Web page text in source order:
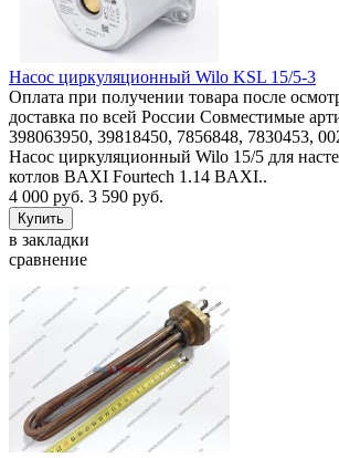
Насос циркуляционный Wilo KSL 15/5-3
Оплата при получении товара после
доставка по всей России Совместимые
398063950, 39818450, 7856848, 7830453,
Насос циркуляционный Wilo 15/5 для
котлов BAXI Fourtech 1.14 BAXI..
4 000 руб. 3 590 руб.
в закладки
сравнение